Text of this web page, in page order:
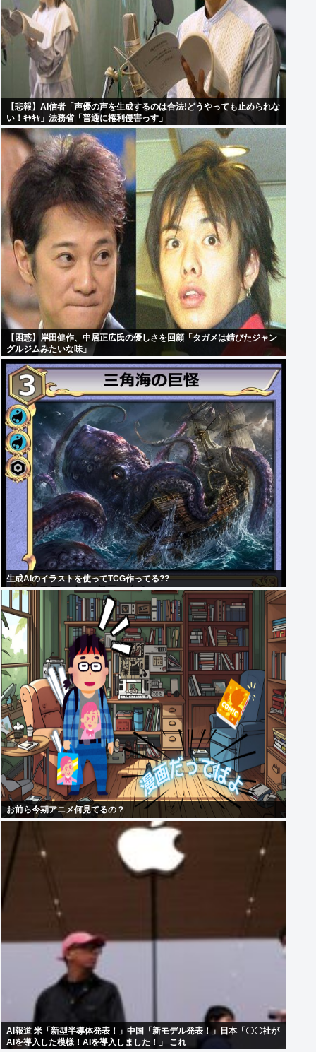
【悲報】AI信者「声優の声を生成するのは合法!どうやっても止められな
い！ｷｬｷｬ」法務省「普通に権利侵害っす」
【困惑】岸田健作、中居正広氏の優しさを回顧「タガメは錆びたジャン
グルジムみたいな味」
生成AIのイラストを使ってTCG作ってる??
お前ら今期アニメ何見てるの？
AI報道 米「新型半導体発表！」中国「新モデル発表！」日本「〇〇社が
AIを導入した模様！AIを導入しました！」 これ